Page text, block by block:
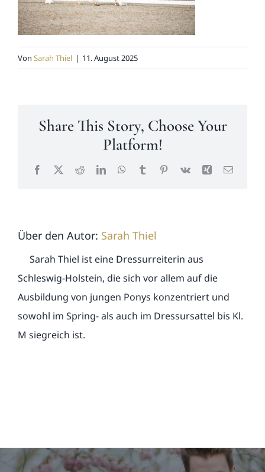
News
Kontakt
Von Sarah Thiel | 11. August 2025
Share This Story, Choose Your
Platform!
Facebook
X RedditLinkedInWhatsApp
TumblrPinterest
Vk Xing E-
Über den Autor: Sarah Thiel
Sarah Thiel ist eine Dressurreiterin aus
Schleswig-Holstein, die sich vor allem auf die
Ausbildung von jungen Ponys konzentriert und
sowohl im Spring- als auch im Dressursattel bis Kl.
M siegreich ist.